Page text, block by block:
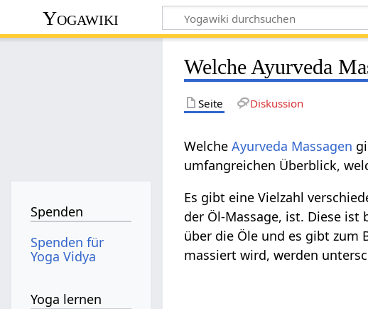
Yogawiki
Welche Ayurveda
Seite Diskussion
WelcheAyurveda Massagen
umfangreichen Überblick,
Es gibt eine Vielzahl
der Öl-Massage, ist. Diese
über die Öle und es gibt zum
massiert wird, werden
Spenden
Spenden für
Yoga Vidya
Yoga lernen